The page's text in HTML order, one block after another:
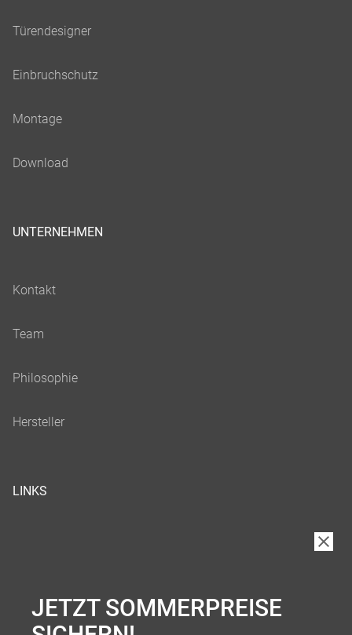
UNTERNEHMEN
LINKS
JETZT SOMMERPREISE